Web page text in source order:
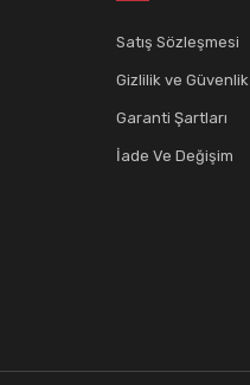
Satış Sözleşmesi
Gizlilik ve Güvenlik
Garanti Şartları
İade Ve Değişim